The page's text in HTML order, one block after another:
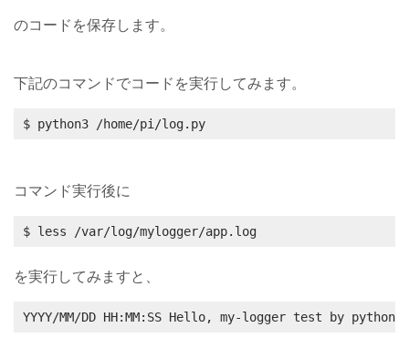
のコードを保存します。
下記のコマンドでコードを実行してみます。
$ python3 /home/pi/log.py
コマンド実行後に
$ less /var/log/mylogger/app.log
を実行してみますと、
YYYY/MM/DD HH:MM:SS Hello, my-logger test by python3.